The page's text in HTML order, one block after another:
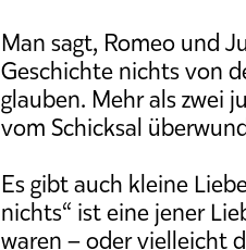
Man sagt, Romeo und
Geschichte nichts von
glauben. Mehr als zwei
vom Schicksal
Es gibt auch kleine
nichts“ ist eine jener
waren – oder vielleicht